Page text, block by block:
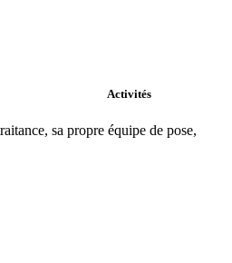
Activités
sa propre équipe de pose,